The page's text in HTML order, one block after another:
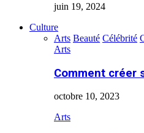
juin 19, 2024
Culture
Arts Beauté Célébrité
Arts
Comment créer
octobre 10, 2023
Arts